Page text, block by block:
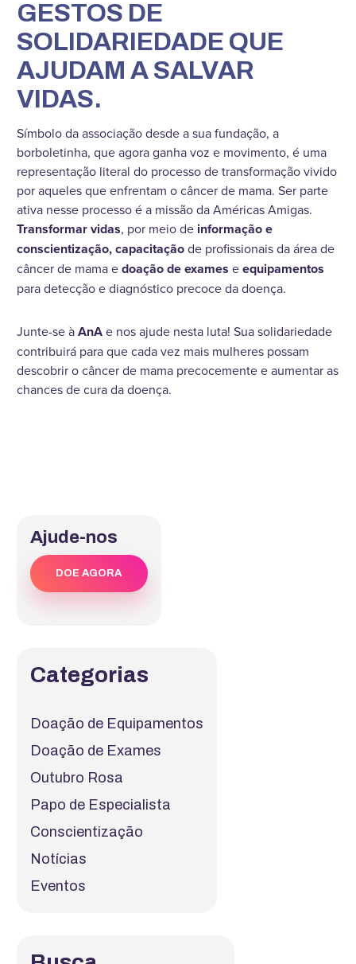
GESTOS DE
SOLIDARIEDADE QUE
AJUDAM A SALVAR
VIDAS.
Símbolo da associação desde a sua fundação, a
borboletinha, que agora ganha voz e movimento, é uma
representação literal do processo de transformação vivido
por aqueles que enfrentam o câncer de mama. Ser parte
ativa nesse processo é a missão da Américas Amigas.
Transformar vidas, por meio de informação e
conscientização, capacitaçãode profissionais da área de
câncer de mama edoação de exames eequipamentos
para detecção e diagnóstico precoce da doença.
Junte-se àAnAe nos ajude nesta luta! Sua solidariedade
contribuirá para que cada vez mais mulheres possam
descobrir o câncer de mama precocemente e aumentar as
chances de cura da doença.
Ajude-nos
DOE AGORA
Categorias
Doação de Equipamentos
Doação de Exames
Outubro Rosa
Papo de Especialista
Conscientização
Notícias
Eventos